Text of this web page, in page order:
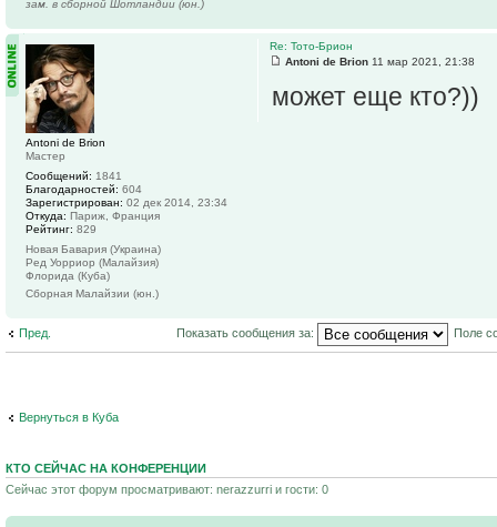
зам. в сборной Шотландии (юн.)
Re: Тото-Брион
Antoni de Brion 11 мар 2021, 21:38
может еще кто?))
Antoni de Brion
Мастер
Сообщений: 1841
Благодарностей: 604
Зарегистрирован: 02 дек 2014, 23:34
Откуда: Париж, Франция
Рейтинг: 829
Новая Бавария (Украина)
Ред Уорриор (Малайзия)
Флорида (Куба)
Сборная Малайзии (юн.)
Пред. Показать сообщения за: Поле
Вернуться в Куба
КТО СЕЙЧАС НА КОНФЕРЕНЦИИ
Сейчас этот форум просматривают: nerazzurri и гости: 0